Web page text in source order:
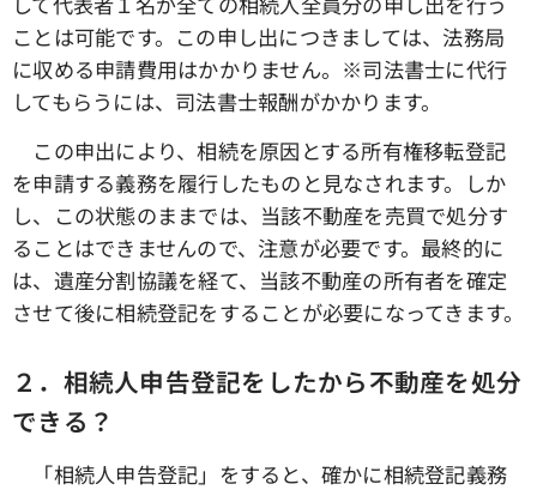
ことは可能です。この申し出につきましては、法務局
に収める申請費用はかかりません。※司法書士に代行
してもらうには、司法書士報酬がかかります。
この申出により、相続を原因とする所有権移転登記
を申請する義務を履行したものと見なされます。しか
し、この状態のままでは、当該不動産を売買で処分す
ることはできませんので、注意が必要です。最終的に
は、遺産分割協議を経て、当該不動産の所有者を確定
させて後に相続登記をすることが必要になってきます。
２．相続人申告登記をしたから不動産を処分
できる？
「相続人申告登記」をすると、確かに相続登記義務